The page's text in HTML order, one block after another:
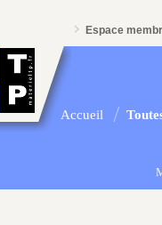
Espace
Accueil